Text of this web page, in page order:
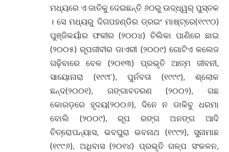
ମଧ୍ୟରେ ଏ ଜାତିକୁ ଦେଇଛନ୍ତି ୬୦ରୁ ଊଦ୍ଧ୍ୱର୍ ପୁସ୍ତକ
। ସେ ମଧ୍ୟରୁ ଦିଗପହଣ୍ଡିର ଡ୍ରଇଂ ମାଷ୍ଟ୍ରେ(୧୯୯୦)
ପୁଞ୍ଜିକୟାଁର ଫକୀର (୨୦୦୪) ଚିଲିକା ପାଣିରେ ଛାଇ
(୨୦୦୫) ରୂପଜୀବୀର ଡାଏରୀ (୨୦୦୯) ଗୋଟିଏ କଲେଜ
ଗଢ଼ିବାରେ ବେଳ (୨୦୧୩) ପ୍ରଭୃତି ଆତ୍ମ ଜୀବନୀ,
ସାୟୋନାରା (୧୯୯୮), ପୁର୍ନବତା (୧୯୯୯), ଶ୍ଲୋକ
ଛନ୍ଦ(୨୦୦୧), ଗଙ୍ଗାବତରଣ (୨୦୦୨), ଗଛ
କୋରଡ଼ରେ ହୃଦୟ(୨୦୦୬), ଦିନେ ନ ଡାକିବୁ ଧରମା
ବୋଲି (୨୦୦୯), ରୂପ ରଙ୍ଗ ଅନଙ୍ଗ ଆଦି
ଚିତ୍ରୋପନ୍ୟାସ, ଭବଘୁରା ଭବନାଥ (୧୯୯୨), ସୁନାମାଛ
(୧୯୯୬), ଅଧିବାସ (୨୦୧୪) ପ୍ରଭୃତି ଗଳ୍ପ ସଂକଳନ,